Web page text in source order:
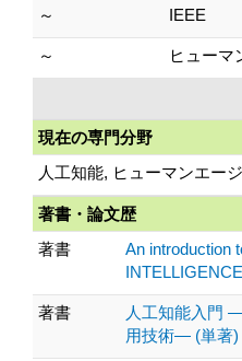
～ IEEE
～ ヒューマ
現在の専門分野
人工知能, ヒューマンエー
著書・論文歴
著書
An introduction
著書
人工知能入門
用技術― (単著)